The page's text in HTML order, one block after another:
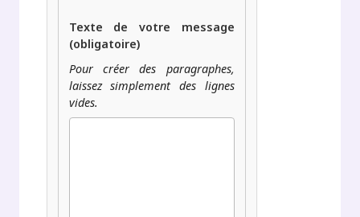
Texte de votre message
(obligatoire)
Pour créer des paragraphes,
laissez simplement des lignes
vides.